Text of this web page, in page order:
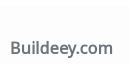
Buildeey.com